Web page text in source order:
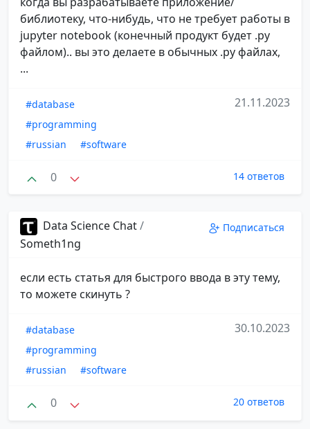
библиотеку, что-нибудь, что не требует работы в
jupyter notebook (конечный продукт будет .py
файлом).. вы это делаете в обычных .py файлах,
...
#database
#programming
#russian
#software
21.11.2023
0 14 ответов
Data Science Chat/
Someth1ng
Подписаться
если есть статья для быстрого ввода в эту тему,
то можете скинуть ?
#database
#programming
#russian
#software
30.10.2023
0 20 ответов